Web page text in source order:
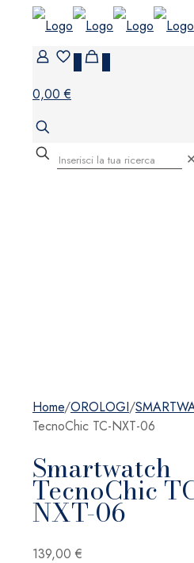
0,00 €
Home/OROLOGI/
TecnoChic TC-NXT-06
Smartwatch
TecnoChic
NXT-06
139,00 €